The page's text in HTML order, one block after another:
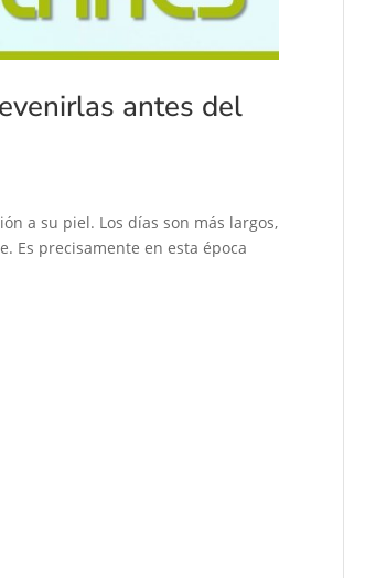
antes del
a su piel. Los días son más largos,
Es precisamente en esta época